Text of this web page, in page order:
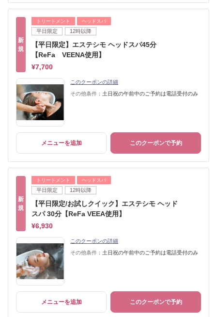
新
規
トリートメント ヘッドスパ
平日限定 12時以降
【平日限定】エステシモ ヘッドスパ45分
【ReFa VEENA使用】
¥7,700
このクーポンの詳細
その他条件： 土日祝の午前中のご予約は電話受付のみ
メニューを追加 このクーポンで予約
新
規
トリートメント ヘッドスパ
平日限定 12時以降
【平日限定/お試しクイック】エステシモ ヘッド
スパ 30分【ReFa VEEA使用】
¥6,930
このクーポンの詳細
その他条件： 土日祝の午前中のご予約は電話受付のみ
メニューを追加 このクーポンで予約